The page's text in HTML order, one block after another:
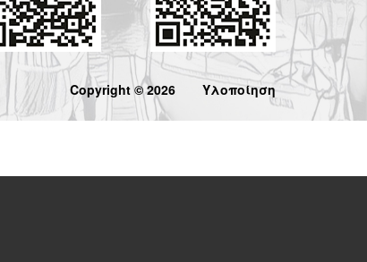
Copyright © 2026 Υλοποίηση